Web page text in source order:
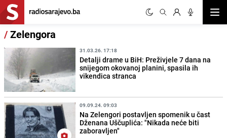
/Zelengora
31.03.26. 17:18
Detalji drame u BiH: Preživjele 7 dana na
snijegom okovanoj planini, spasila ih
vikendica stranca
09.09.24. 09:03
Na Zelengori postavljen spomenik u čast
Dženana Uščuplića: "Nikada neće biti
zaboravljen"